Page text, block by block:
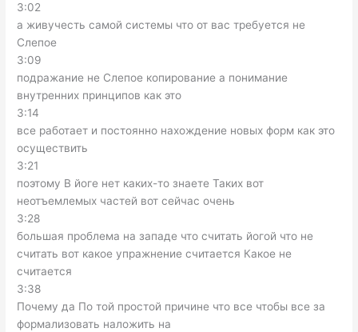
3:02
а живучесть самой системы что от вас требуется не
Слепое
3:09
подражание не Слепое копирование а понимание
внутренних принципов как это
3:14
все работает и постоянно нахождение новых форм как это
осуществить
3:21
поэтому В йоге нет каких-то знаете Таких вот
неотъемлемых частей вот сейчас очень
3:28
большая проблема на западе что считать йогой что не
считать вот какое упражнение считается Какое не
считается
3:38
Почему да По той простой причине что все чтобы все за
формализовать наложить на